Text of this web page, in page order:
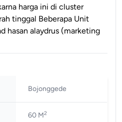
harga ini di cluster
tinggal Beberapa Unit
hasan alaydrus (marketing
Bojonggede
60 M2